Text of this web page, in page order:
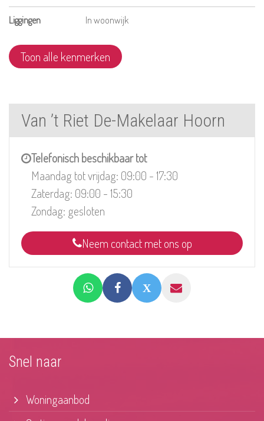
Liggingen In woonwijk
Toon alle kenmerken
Van ’t Riet De-Makelaar Hoorn
Telefonisch beschikbaar tot
Maandag tot vrijdag: 09:00 - 17:30
Zaterdag: 09:00 - 15:30
Zondag: gesloten
Neem contact met ons op
Snel naar
Woningaanbod